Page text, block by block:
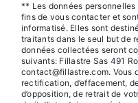
** Les données
fins de vous contacter et
informatisé. Elles sont
traitants dans le seul but de
données collectées seront
suivants: Fillastre Sas 491
contact@fillastre.com. Vous
rectification, d’effacement,
d’opposition, de retrait de